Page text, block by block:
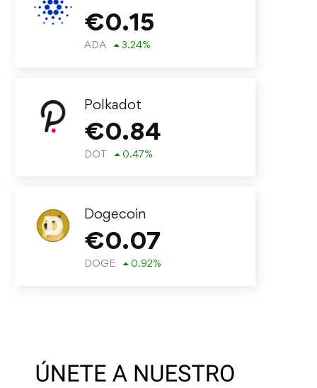
€0.15
ADA 3.24%
Polkadot
€0.84
DOT 0.47%
Dogecoin
€0.07
DOGE 0.92%